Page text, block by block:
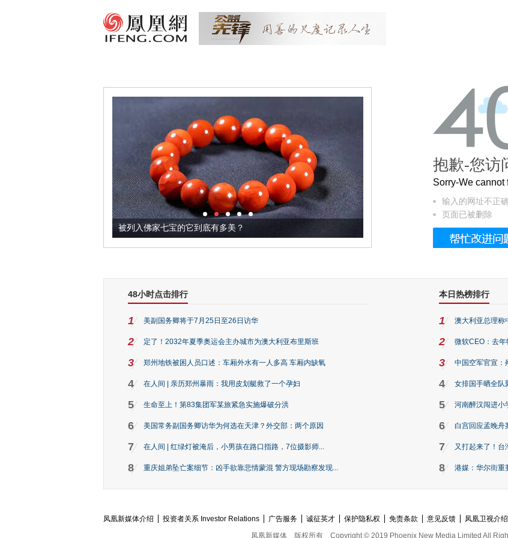
被列入佛家七宝的它到底有多美？ 这个3.2米的长卷，还原了600岁的紫
抱歉-您访
Sorry-We cannot
输入的网址不正确
页面已被删除
48小时点击排行
1 美副国务卿将于7月25日至26日访华
2 定了！2032年夏季奥运会主办城市为澳大利亚布里斯班
3 郑州地铁被困人员口述：车厢外水有一人多高 车厢内缺氧
4 在人间 | 亲历郑州暴雨：我用皮划艇救了一个孕妇
5 生命至上！第83集团军某旅紧急实施爆破分洪
6 美国常务副国务卿访华为何选在天津？外交部：两个原因
7 在人间 | 红绿灯被淹后，小男孩在路口指路，7位摄影师...
8 重庆姐弟坠亡案细节：凶手欲靠悲情蒙混 警方现场勘察发现...
本日热榜排行
1 澳大利亚总理称
2 微软CEO：去
3 中国空军官宣：
4 女排国手晒全队
5 河南醉汉闯进小
6 白宫回应孟晚舟
7 又打起来了！台
8 港媒：华尔街重
凤凰新媒体介绍 投资者关系 Investor Relations 广告服务 诚征英才 保护隐私权 免责条款 意见反馈 凤凰卫视介绍
凤凰新媒体
版权所有 Copyright © 2019 Phoenix New Media Limited All